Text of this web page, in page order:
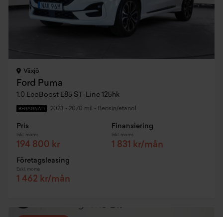
Växjö
Ford Puma
1.0 EcoBoost E85 ST-Line 125hk
BEGAGNAD 2023 • 2070 mil • Bensin/etanol
Pris
Inkl. moms
194 800 kr
Finansiering
Inkl. moms
1 831 kr/mån
Företagsleasing
Exkl. moms
1 462 kr/mån